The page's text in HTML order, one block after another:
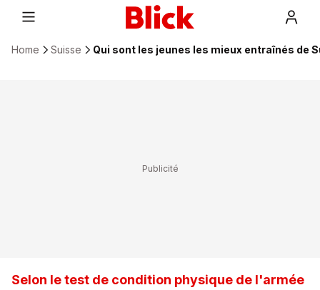
Home Suisse Qui sont les jeunes les mieux entraînés de
Selon le test de condition physique de l'armée